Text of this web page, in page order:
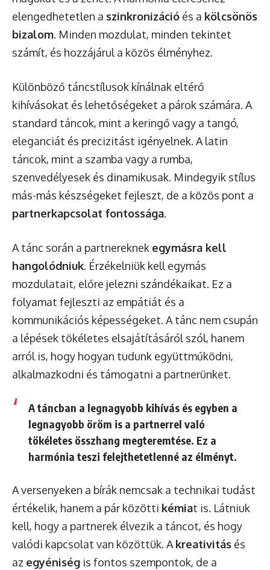
elengedhetetlen a szinkronizáció és a kölcsönös
bizalom. Minden mozdulat, minden tekintet
számít, és hozzájárul a közös élményhez.
Különböző táncstílusok kínálnak eltérő
kihívásokat és lehetőségeket a párok számára. A
standard táncok, mint a keringő vagy a tangó,
eleganciát és precizitást igényelnek. A latin
táncok, mint a szamba vagy a rumba,
szenvedélyesek és dinamikusak. Mindegyik stílus
más-más készségeket fejleszt, de a közös pont a
partnerkapcsolat fontossága.
A tánc során a partnereknek egymásra kell
hangolódniuk. Érzékelniük kell egymás
mozdulatait, előre jelezni szándékaikat. Ez a
folyamat fejleszti az empátiát és a
kommunikációs képességeket. A tánc nem csupán
a lépések tökéletes elsajátításáról szól, hanem
arról is, hogy hogyan tudunk együttműködni,
alkalmazkodni és támogatni a partnerünket.
A táncban a legnagyobb kihívás és egyben a
legnagyobb öröm is a partnerrel való
tökéletes összhang megteremtése. Ez a
harmónia teszi felejthetetlenné az élményt.
A versenyeken a bírák nemcsak a technikai tudást
értékelik, hanem a pár közötti kémiat is. Látniuk
kell, hogy a partnerek élvezik a táncot, és hogy
valódi kapcsolat van közöttük. A kreativitás és
az egyéniség is fontos szempontok, de a